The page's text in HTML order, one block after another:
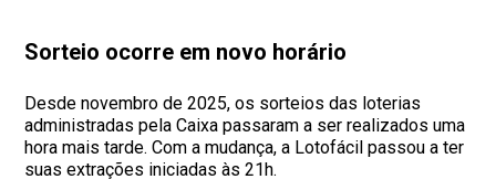
Sorteio ocorre em novo horário
Desde novembro de 2025, os sorteios das loterias
administradas pela Caixa passaram a ser realizados uma
hora mais tarde. Com a mudança, a Lotofácil passou a ter
suas extrações iniciadas às 21h.